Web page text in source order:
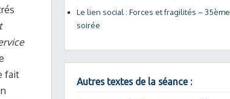
fait
Le lien social : Forces et fragilités – 35ème
soirée
Autres textes de la séance :